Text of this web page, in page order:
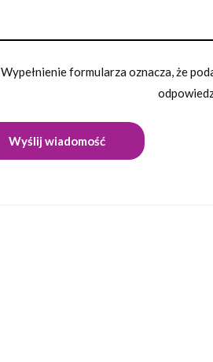
Wypełnienie formularza oznacza, że